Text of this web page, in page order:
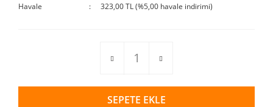
Havale
323,00 TL (%5,00 havale indirimi)
SEPETE EKLE